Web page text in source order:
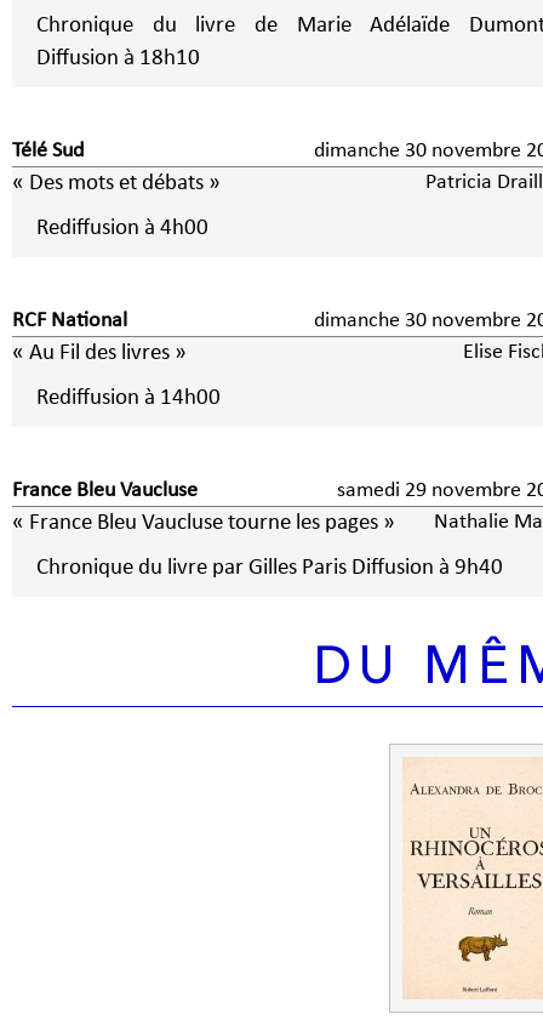
Chronique du livre de Marie Adélaïde
Diffusion à 18h10
Télé Sud dimanche 30 novembre
« Des mots et débats » Patricia
Rediffusion à 4h00
RCF National dimanche 30 novembre
« Au Fil des livres » Elise
Rediffusion à 14h00
France Bleu Vaucluse samedi 29 novembre
« France Bleu Vaucluse tourne les pages » Nathalie
Chronique du livre par Gilles Paris Diffusion à 9h40
DU